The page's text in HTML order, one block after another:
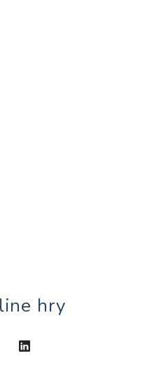
hry